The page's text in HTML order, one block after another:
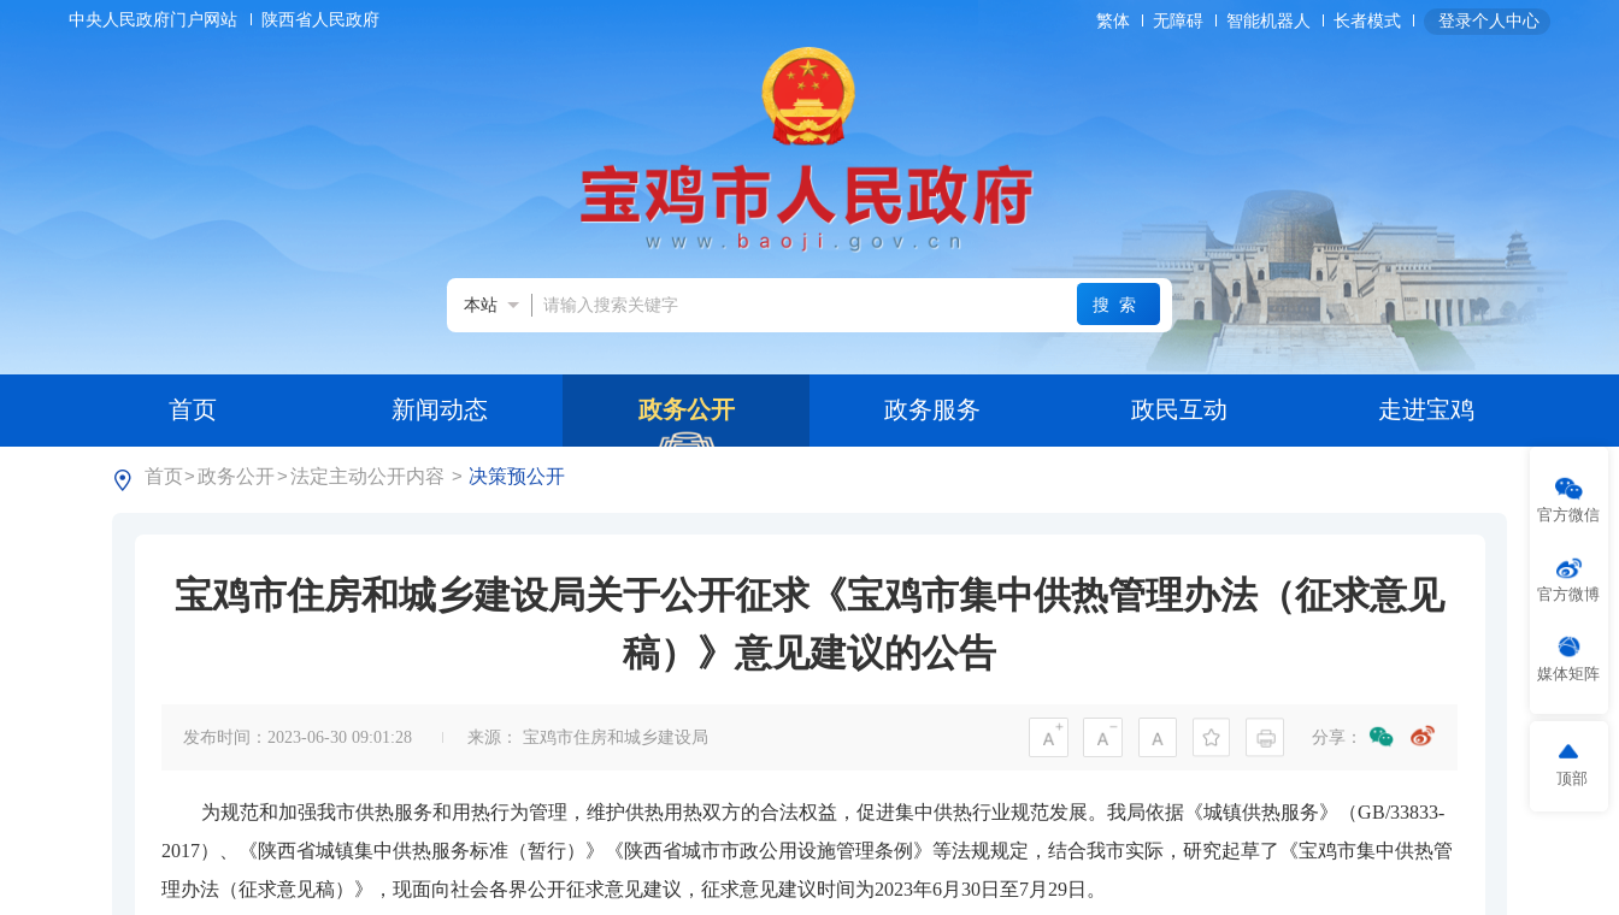
中央人民政府门户网站 陕西省人民政府 繁体 无障碍 智能机器人 长者模式 登录个人中心
本站 搜索
首页 新闻动态 政务公开 政务服务 政民互动 走进宝鸡
官方微信
官方微博
媒体矩阵
顶部
首页>政务公开>法定主动公开内容 > 决策预公开
宝鸡市住房和城乡建设局关于公开征求《宝鸡市集中供热管理办法（征求意见
稿）》意见建议的公告
发布时间：2023-06-30 09:01:28 来源： 宝鸡市住房和城乡建设局 分享：
为规范和加强我市供热服务和用热行为管理，维护供热用热双方的合法权益，促进集中供热行业规范发展。我局依据《城镇供热服务》（GB/33833-
2017）、《陕西省城镇集中供热服务标准（暂行）》《陕西省城市市政公用设施管理条例》等法规规定，结合我市实际，研究起草了《宝鸡市集中供热管
理办法（征求意见稿）》，现面向社会各界公开征求意见建议，征求意见建议时间为2023年6月30日至7月29日。